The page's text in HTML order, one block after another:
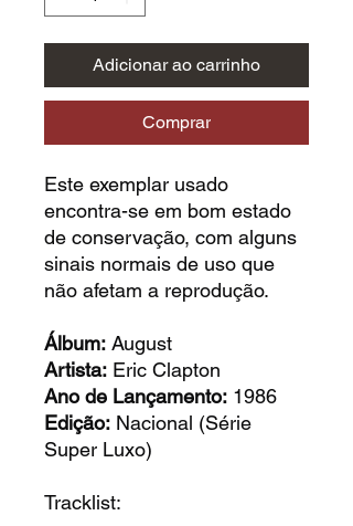
Adicionar ao carrinho
Comprar
Este exemplar usado
encontra-se em bom estado
de conservação, com alguns
sinais normais de uso que
não afetam a reprodução.
Álbum: August
Artista: Eric Clapton
Ano de Lançamento: 1986
Edição: Nacional (Série
Super Luxo)
Tracklist: